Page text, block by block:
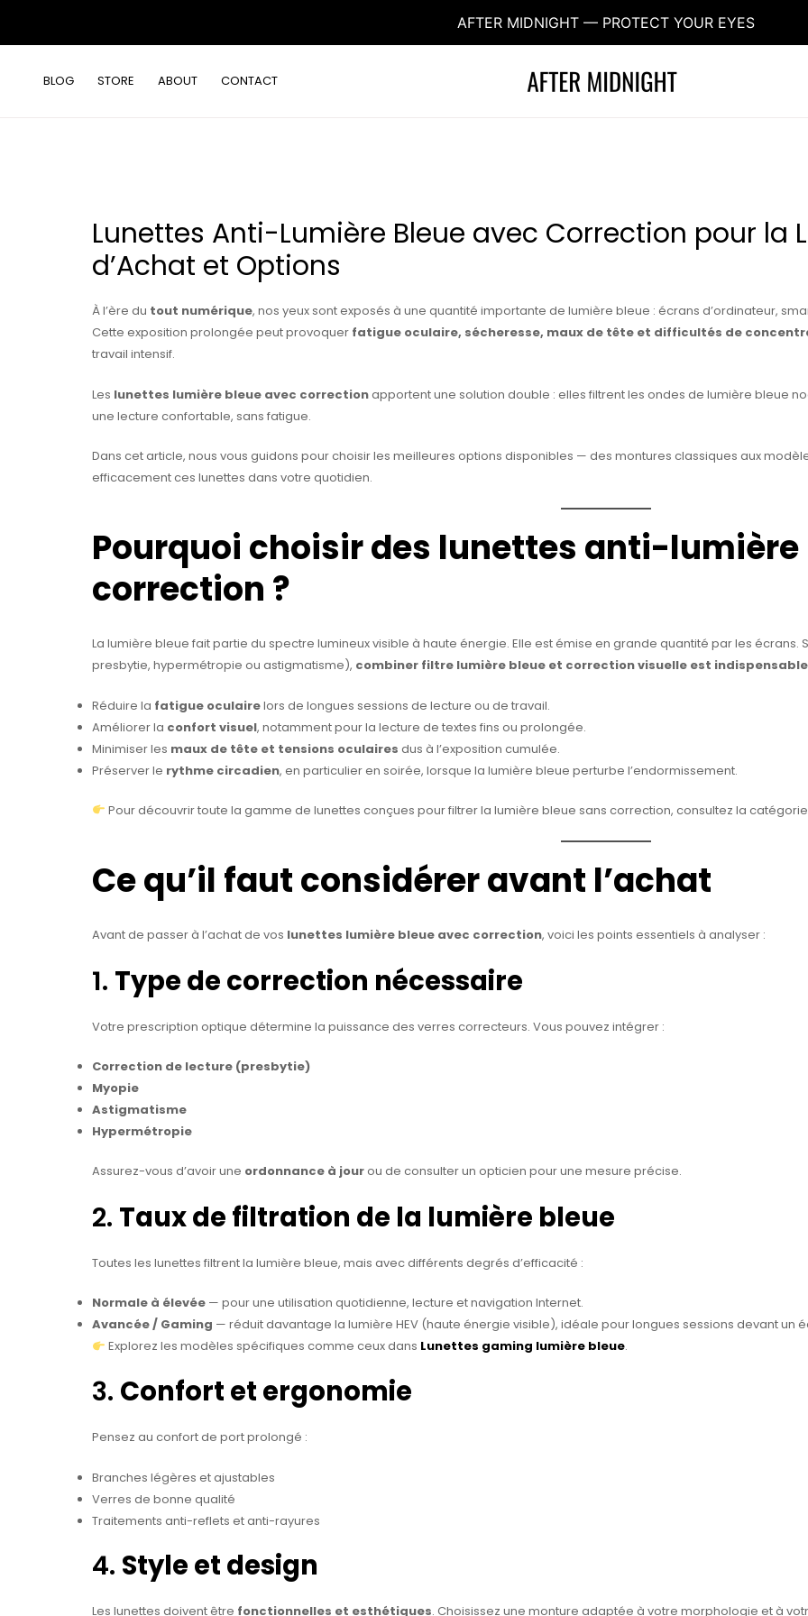
AFTER MIDNIGHT — PROTECT YOUR EYES
BLOG
STORE ABOUT CONTACT
Lunettes Anti-Lumière Bleue avec Correction pour la
d’Achat et Options
À l’ère du tout numérique, nos yeux sont exposés à une quantité importante de lumière bleue : écrans d’ordinateur,
Cette exposition prolongée peut provoquer fatigue oculaire, sécheresse, maux de tête et difficultés de
travail intensif.
Les lunettes lumière bleue avec correctionapportent une solution double : elles filtrent les ondes de lumière bleue
une lecture confortable, sans fatigue.
Dans cet article, nous vous guidons pour choisir les meilleures options disponibles — des montures classiques aux
efficacement ces lunettes dans votre quotidien.
Pourquoi choisir des lunettes anti-lumière
correction ?
La lumière bleue fait partie du spectre lumineux visible à haute énergie. Elle est émise en grande quantité par les
presbytie, hypermétropie ou astigmatisme), combiner filtre lumière bleue et correction visuelle est indispensable
Réduire la fatigue oculairelors de longues sessions de lecture ou de travail.
Améliorer la confort visuel, notamment pour la lecture de textes fins ou prolongée.
Minimiser les maux de tête et tensions oculaires dus à l’exposition cumulée.
Préserver le rythme circadien, en particulier en soirée, lorsque la lumière bleue perturbe l’endormissement.
Pour découvrir toute la gamme de lunettes conçues pour filtrer la lumière bleue sans correction, consultez la catégorie
Ce qu’il faut considérer avant l’achat
Avant de passer à l’achat de vos lunettes lumière bleue avec correction, voici les points essentiels à analyser :
1. Type de correction nécessaire
Votre prescription optique détermine la puissance des verres correcteurs. Vous pouvez intégrer :
Correction de lecture (presbytie)
Myopie
Astigmatisme
Hypermétropie
Assurez-vous d’avoir une ordonnance à jourou de consulter un opticien pour une mesure précise.
2. Taux de filtration de la lumière bleue
Toutes les lunettes filtrent la lumière bleue, mais avec différents degrés d’efficacité :
Normale à élevée — pour une utilisation quotidienne, lecture et navigation Internet.
Avancée / Gaming — réduit davantage la lumière HEV (haute énergie visible), idéale pour longues sessions devant un
Explorez les modèles spécifiques comme ceux dans Lunettes gaming lumière bleue.
3. Confort et ergonomie
Pensez au confort de port prolongé :
Branches légères et ajustables
Verres de bonne qualité
Traitements anti-reflets et anti-rayures
4. Style et design
Les lunettes doivent être fonctionnelles et esthétiques. Choisissez une monture adaptée à votre morphologie et à